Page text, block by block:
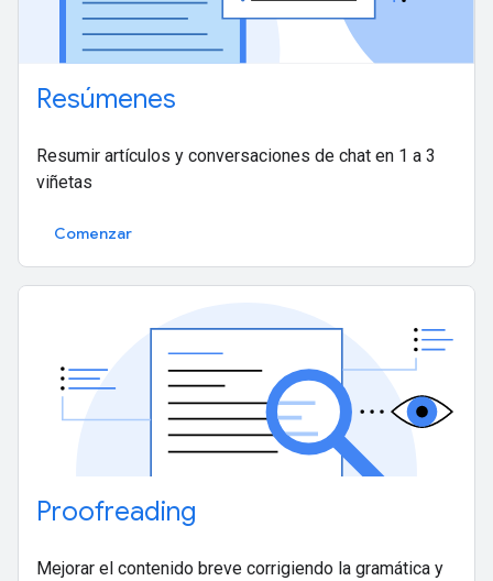
Resúmenes
Resumir artículos y conversaciones de chat en 1 a 3
viñetas
Comenzar
Proofreading
Mejorar el contenido breve corrigiendo la gramática y